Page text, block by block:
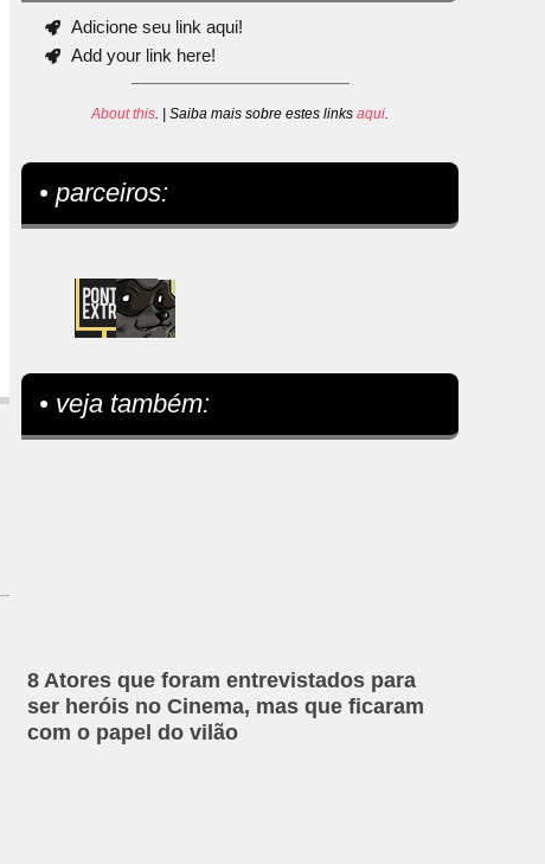
Adicione seu link aqui!
Add your link here!
About this. | Saiba mais sobre estes linksaqui.
• parceiros:
• veja também:
8 Atores que foram entrevistados para
ser heróis no Cinema, mas que ficaram
com o papel do vilão